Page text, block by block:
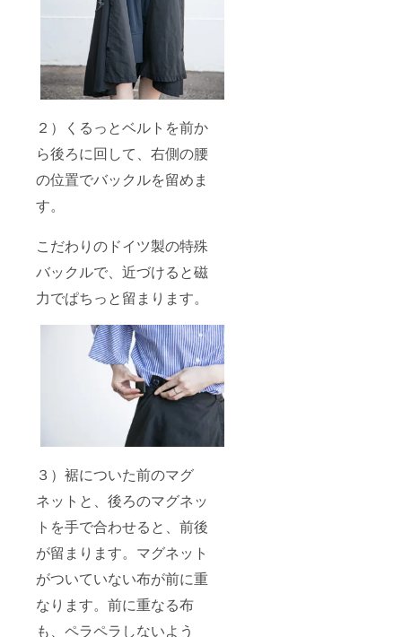
２）くるっとベルトを前か
ら後ろに回して、右側の腰
の位置でバックルを留めま
す。
こだわりのドイツ製の特殊
バックルで、近づけると磁
力でぱちっと留まります。
３）裾についた前のマグ
ネットと、後ろのマグネッ
トを手で合わせると、前後
が留まります。マグネット
がついていない布が前に重
なります。前に重なる布
も、ペラペラしないよう